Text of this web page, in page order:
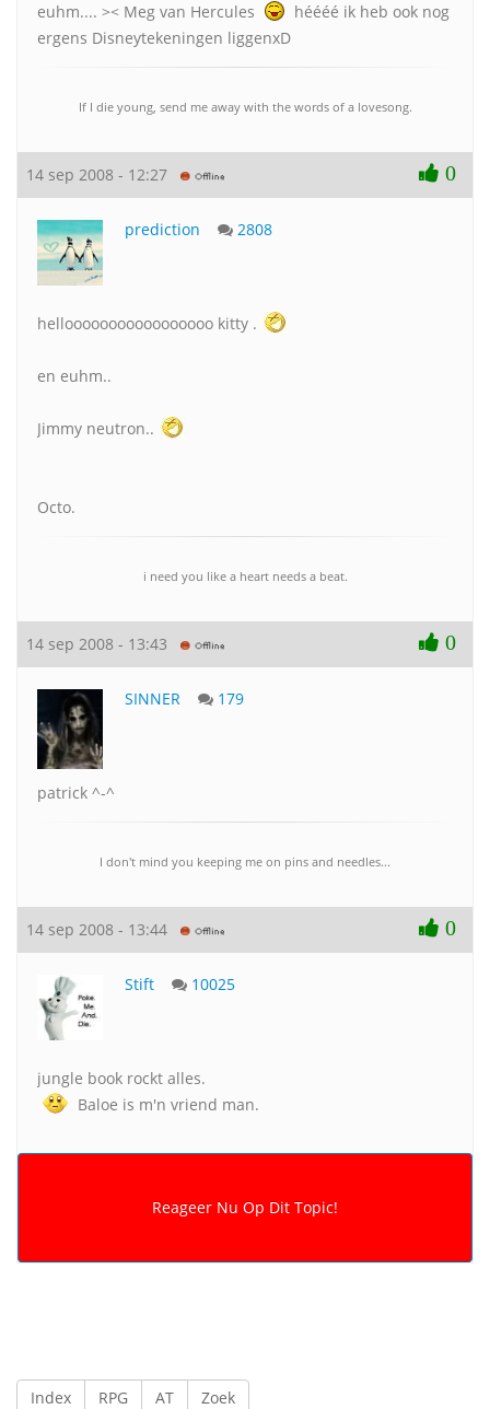
euhm.... >< Meg van Hercules
héééé ik heb ook nog
ergens Disneytekeningen liggenxD
If I die young, send me away with the words of a lovesong.
14 sep 2008 - 12:27 0
prediction 2808
hellooooooooooooooooo kitty .
en euhm..
Jimmy neutron..
Octo.
i need you like a heart needs a beat.
14 sep 2008 - 13:43 0
SINNER 179
patrick ^-^
I don't mind you keeping me on pins and needles...
14 sep 2008 - 13:44 0
Stift 10025
jungle book rockt alles.
Baloe is m'n vriend man.
Index RPG AT Zoek